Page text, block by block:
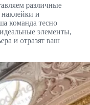
различные
и
команда тесно
элементы,
и отразят ваш